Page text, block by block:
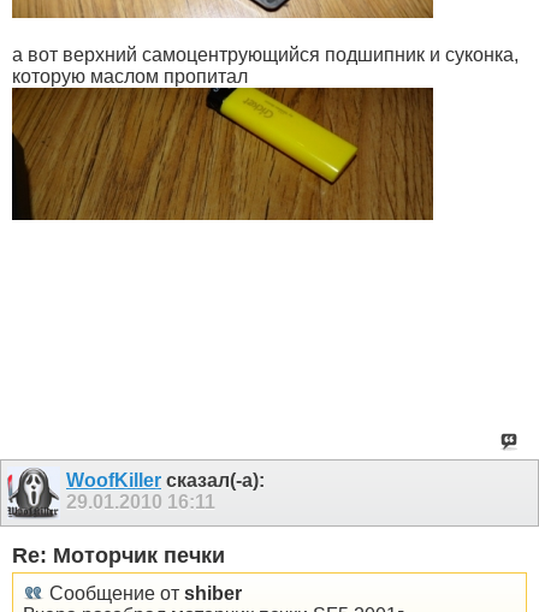
а вот верхний самоцентрующийся подшипник и суконка,
которую маслом пропитал
WoofKiller сказал(-а):
29.01.2010 16:11
Re: Моторчик печки
Сообщение от shiber